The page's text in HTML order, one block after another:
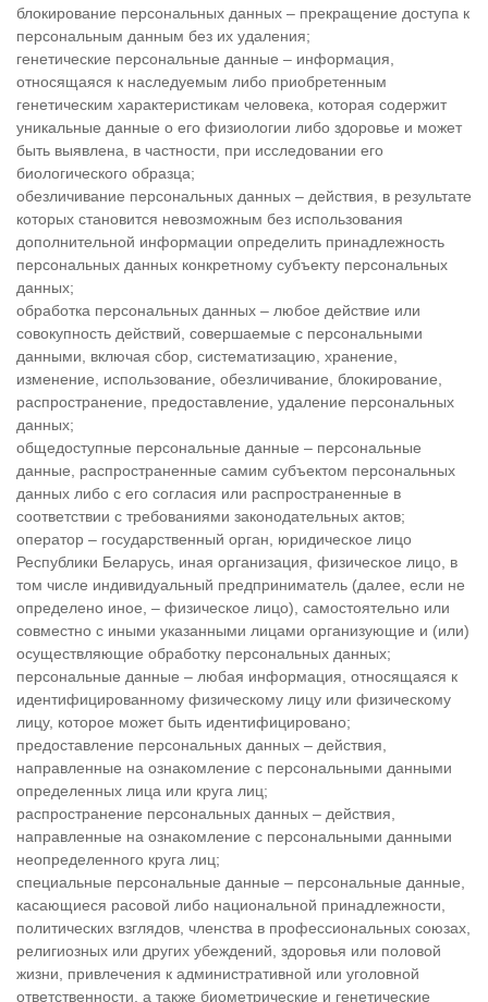
блокирование персональных данных – прекращение доступа к
персональным данным без их удаления;
генетические персональные данные – информация,
относящаяся к наследуемым либо приобретенным
генетическим характеристикам человека, которая содержит
уникальные данные о его физиологии либо здоровье и может
быть выявлена, в частности, при исследовании его
биологического образца;
обезличивание персональных данных – действия, в результате
которых становится невозможным без использования
дополнительной информации определить принадлежность
персональных данных конкретному субъекту персональных
данных;
обработка персональных данных – любое действие или
совокупность действий, совершаемые с персональными
данными, включая сбор, систематизацию, хранение,
изменение, использование, обезличивание, блокирование,
распространение, предоставление, удаление персональных
данных;
общедоступные персональные данные – персональные
данные, распространенные самим субъектом персональных
данных либо с его согласия или распространенные в
соответствии с требованиями законодательных актов;
оператор – государственный орган, юридическое лицо
Республики Беларусь, иная организация, физическое лицо, в
том числе индивидуальный предприниматель (далее, если не
определено иное, – физическое лицо), самостоятельно или
совместно с иными указанными лицами организующие и (или)
осуществляющие обработку персональных данных;
персональные данные – любая информация, относящаяся к
идентифицированному физическому лицу или физическому
лицу, которое может быть идентифицировано;
предоставление персональных данных – действия,
направленные на ознакомление с персональными данными
определенных лица или круга лиц;
распространение персональных данных – действия,
направленные на ознакомление с персональными данными
неопределенного круга лиц;
специальные персональные данные – персональные данные,
касающиеся расовой либо национальной принадлежности,
политических взглядов, членства в профессиональных союзах,
религиозных или других убеждений, здоровья или половой
жизни, привлечения к административной или уголовной
ответственности, а также биометрические и генетические